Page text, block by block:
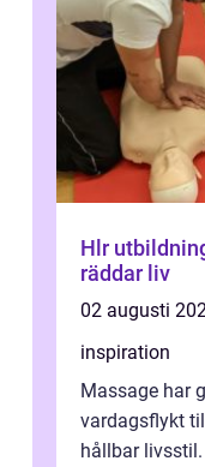
Hlr utbildning kalmar
räddar liv
02 augusti
inspiration
Massage har
vardagsflykt
hållbar